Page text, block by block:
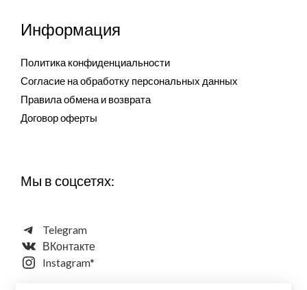
Информация
Политика конфиденциальности
Согласие на обработку персональных данных
Правила обмена и возврата
Договор оферты
Мы в соцсетях:
Telegram
ВКонтакте
Instagram*